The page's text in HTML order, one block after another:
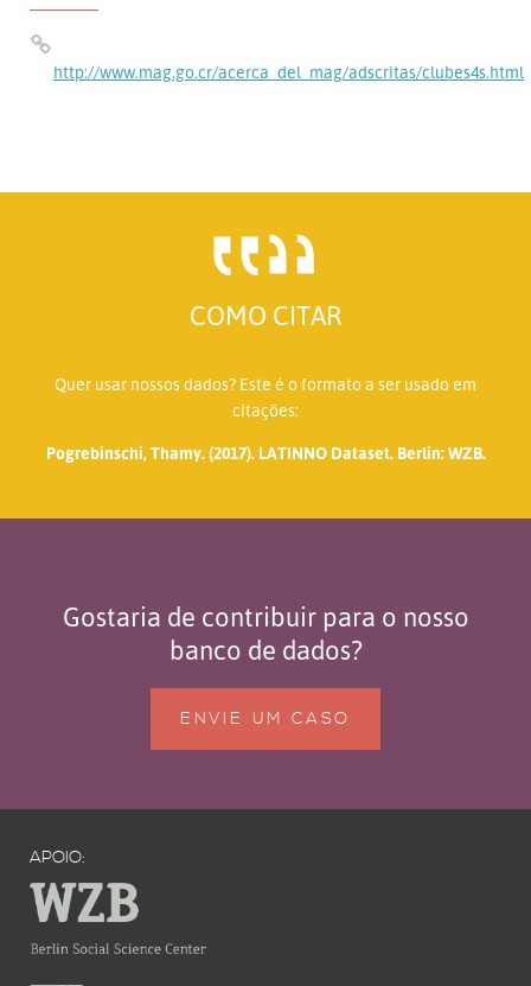
http://www.mag.go.cr/acerca_del_mag/adscritas/clubes4s.html
COMO CITAR
Quer usar nossos dados? Este é o formato a ser usado em
citações:
Pogrebinschi, Thamy. (2017). LATINNO Dataset. Berlin: WZB.
Gostaria de contribuir para o nosso
banco de dados?
ENVIE UM CASO
APOIO: